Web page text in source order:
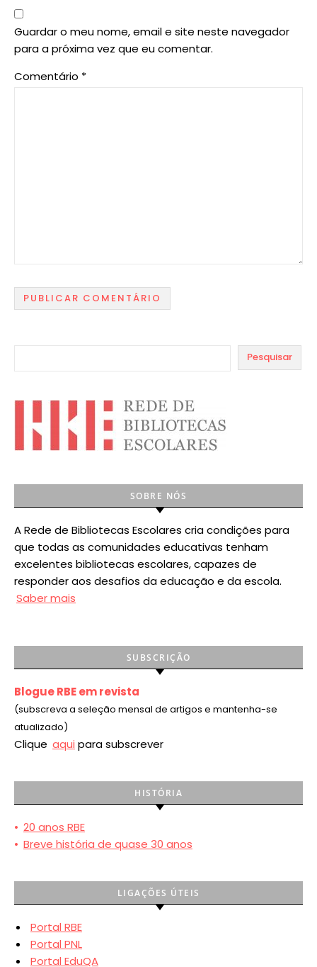
Guardar o meu nome, email e site neste navegador
para a próxima vez que eu comentar.
Comentário *
Pesquisar
SOBRE NÓS
A Rede de Bibliotecas Escolares cria condições para
que todas as comunidades educativas tenham
excelentes bibliotecas escolares, capazes de
responder aos desafios da educação e da escola.
Saber mais
SUBSCRIÇÃO
Blogue RBE em revista
(subscreva a seleção mensal de artigos e mantenha-se
atualizado)
Clique aqui para subscrever
HISTÓRIA
• 20 anos RBE
• Breve história de quase 30 anos
LIGAÇÕES ÚTEIS
Portal RBE
Portal PNL
Portal EduQA